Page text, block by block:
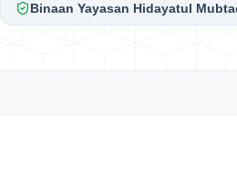
Binaan Yayasan Hidayatul